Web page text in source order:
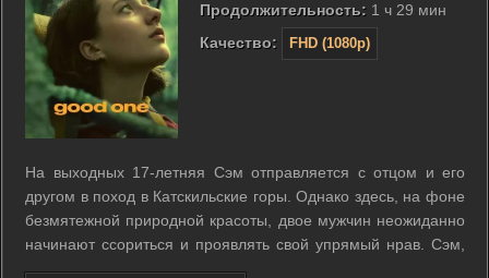
Продолжительность: 1 ч 29 мин
Качество:
FHD (1080p)
На выходных 17-летняя Сэм отправляется с отцом и его
другом в поход в Катскильские горы. Однако здесь, на фоне
безмятежной природной красоты, двое мужчин неожиданно
начинают ссориться и проявлять свой упрямый нрав. Сэм,
ставшая эпицентром конфликта двух мужских эго,